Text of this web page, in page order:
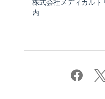
株式会社メディカル
内